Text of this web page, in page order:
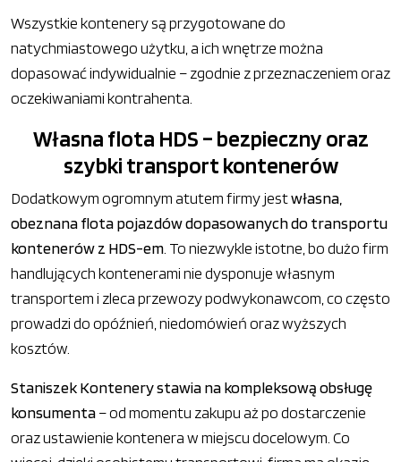
Wszystkie kontenery są przygotowane do
natychmiastowego użytku, a ich wnętrze można
dopasować indywidualnie – zgodnie z przeznaczeniem oraz
oczekiwaniami kontrahenta.
Własna flota HDS – bezpieczny oraz
szybki transport kontenerów
Dodatkowym ogromnym atutem firmy jestwłasna,
obeznana flota pojazdów dopasowanych do transportu
kontenerów z HDS-em. To niezwykle istotne, bo dużo firm
handlujących kontenerami nie dysponuje własnym
transportem i zleca przewozy podwykonawcom, co często
prowadzi do opóźnień, niedomówień oraz wyższych
kosztów.
Staniszek Kontenery stawia na kompleksową obsługę
konsumenta– od momentu zakupu aż po dostarczenie
oraz ustawienie kontenera w miejscu docelowym. Co